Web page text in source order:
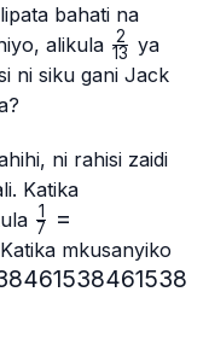
bahati na
alikula \frac{2}
{13}
13
2
ya
ni siku gani Jack
ni rahisi zaidi
Katika
\frac{1}
7
1
=
mkusanyiko